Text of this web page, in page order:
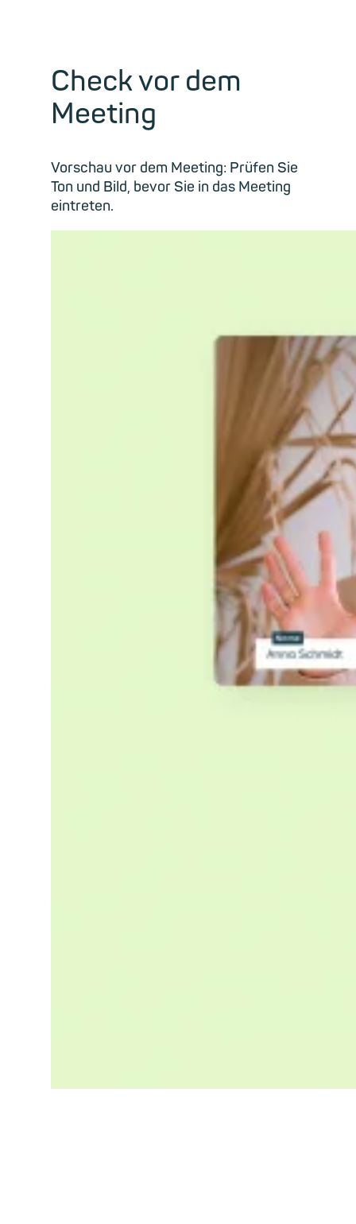
Check vor dem
Meeting
Vorschau vor dem Meeting: Prüfen Sie
Ton und Bild, bevor Sie in das Meeting
eintreten.